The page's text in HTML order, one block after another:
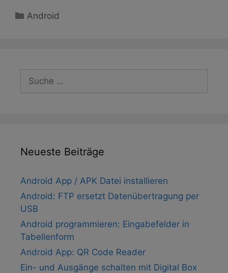
Kategorien
Android
nach:
Neueste Beiträge
Android App / APK Datei installieren
Android: FTP ersetzt Datenübertragung per
USB
Android programmieren: Eingabefelder in
Tabellenform
Android App: QR Code Reader
Ein- und Ausgänge schalten mit Digital Box